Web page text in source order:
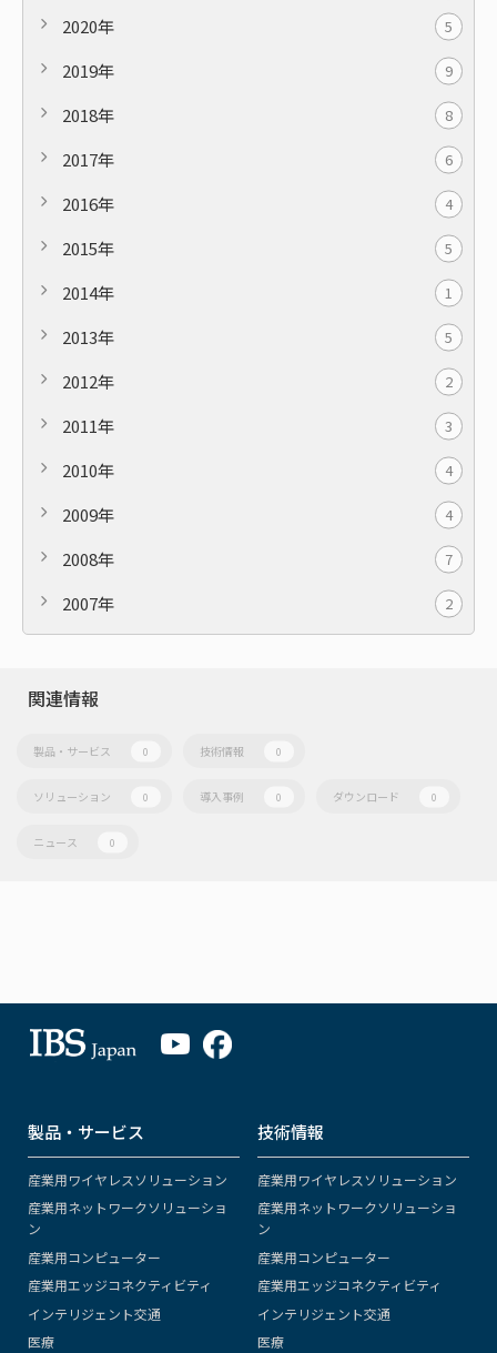
2020年 5
2019年 9
2018年 8
2017年 6
2016年 4
2015年 5
2014年 1
2013年 5
2012年 2
2011年 3
2010年 4
2009年 4
2008年 7
2007年 2
関連情報
製品・サービス 0 技術情報 0
ソリューション 0 導入事例 0 ダウンロード 0
ニュース 0
製品・サービス
産業用ワイヤレスソリューション
産業用ネットワークソリューショ
ン
産業用コンピューター
産業用エッジコネクティビティ
インテリジェント交通
医療
技術情報
産業用ワイヤレスソリューション
産業用ネットワークソリューショ
ン
産業用コンピューター
産業用エッジコネクティビティ
インテリジェント交通
医療